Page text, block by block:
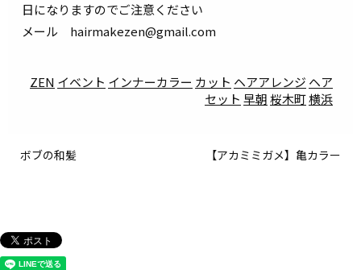
日になりますのでご注意ください
メール hairmakezen@gmail.com
ZEN イベント インナーカラー カット ヘアアレンジ ヘア
セット 早朝桜木町横浜
ボブの和髪 【アカミミガメ】亀カラー